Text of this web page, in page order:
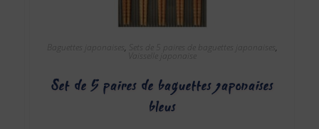
Baguettes japonaises , Sets de 5 paires de baguettes japonaises ,
Vaisselle japonaise
Set de 5 paires de baguettes japonaises
bleus